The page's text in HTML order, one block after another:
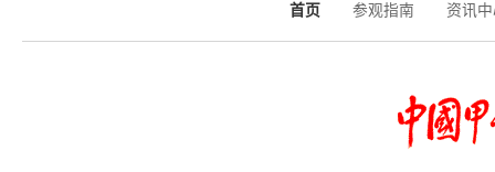
首页 参观指南 资讯